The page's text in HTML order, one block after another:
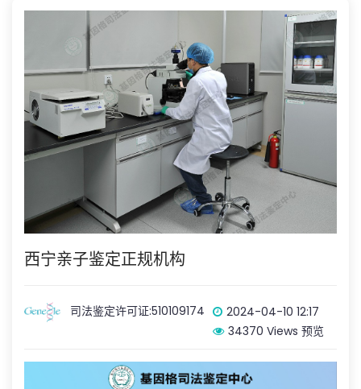
西宁亲子鉴定正规机构
司法鉴定许可证:510109174
2024-04-10 12:17
34370 Views 预览